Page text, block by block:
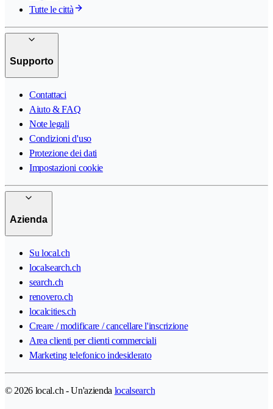
Tutte le città
Supporto
Contattaci
Aiuto & FAQ
Note legali
Condizioni d'uso
Protezione dei dati
Impostazioni cookie
Azienda
Su local.ch
localsearch.ch
search.ch
renovero.ch
localcities.ch
Creare / modificare / cancellare l'inscrizione
Area clienti per clienti commerciali
Marketing telefonico indesiderato
© 2026 local.ch - Un'azienda localsearch